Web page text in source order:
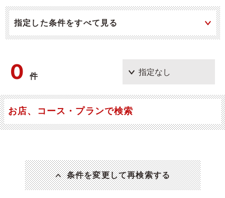
指定した条件をすべて見る
0件
お店、コース・プランで検索
条件を変更して再検索する